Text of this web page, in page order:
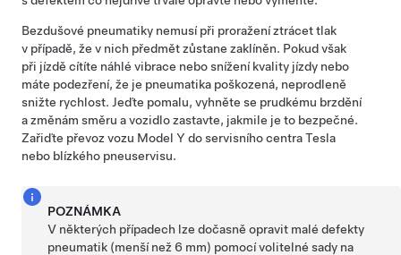
Bezdušové pneumatiky nemusí při proražení ztrácet tlak
v případě, že v nich předmět zůstane zaklíněn. Pokud však
při jízdě cítíte náhlé vibrace nebo snížení kvality jízdy nebo
máte podezření, že je pneumatika poškozená, neprodleně
snižte rychlost. Jeďte pomalu, vyhněte se prudkému brzdění
a změnám směru a vozidlo zastavte, jakmile je to bezpečné.
Zařiďte převoz vozu Model Y do servisního centra Tesla
nebo blízkého pneuservisu.
POZNÁMKA
V některých případech lze dočasně opravit malé defekty
pneumatik (menší než 6 mm) pomocí volitelné sady na